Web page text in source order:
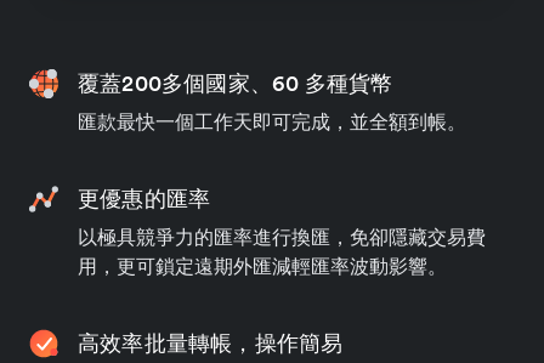
覆蓋200多個國家、60 多種貨幣
匯款最快一個工作天即可完成，並全額到帳。
更優惠的匯率
以極具競爭力的匯率進行換匯，免卻隱藏交易費
用，更可鎖定遠期外匯減輕匯率波動影響。
高效率批量轉帳，操作簡易